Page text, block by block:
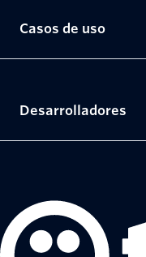
Casos de uso
Desarrolladores